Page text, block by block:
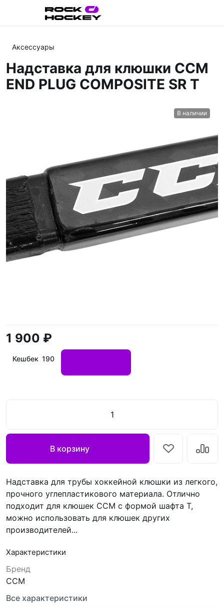
Аксессуары
Надставка для клюшки CCM
END PLUG COMPOSITE SR T
В наличии
1 900 ₽
Кешбек 190
В корзину
Надставка для трубы хоккейной клюшки из легкого,
прочного углепластикового материала. Отлично
подходит для клюшек CCM с формой шафта Т,
можно использовать для клюшек других
производителей...
Характеристики
Бренд
CCM
Все характеристики